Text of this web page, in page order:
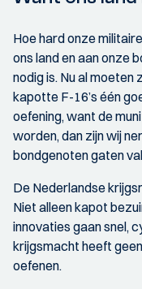
Hoe hard onze
ons land en aan onze
nodig is. Nu al moeten
kapotte F-16’s één
oefening, want de
worden, dan zijn wij
bondgenoten gaten
De Nederlandse
Niet alleen kapot
innovaties gaan snel,
krijgsmacht heeft
oefenen.